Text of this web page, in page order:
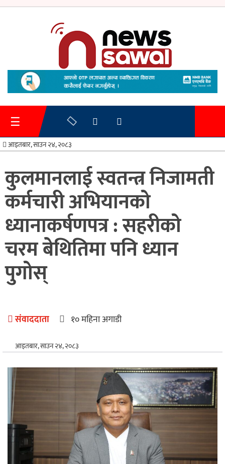
गृहपृष्ठ
समाचार
प्रशासन
स्वास्थ्य/
शिक्षा
मनोरन्जन
अन्तर्राष्ट्रिय
खेलकुद
☰
आइतबार, साउन २४, २०८३
कुलमानलाई स्वतन्त्र निजामती
कर्मचारी अभियानको
ध्यानाकर्षणपत्र : सहरीको
चरम बेथितिमा पनि ध्यान
पुगोस्
संवाददाता १० महिना अगाडी
आइतबार, साउन २४, २०८३